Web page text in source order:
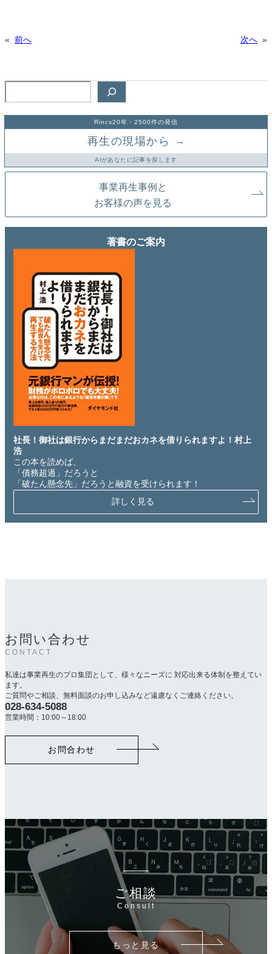
« 前へ 次へ »
Rincs20年・2500件の発信
再生の現場から →
AIがあなたに記事を探します
事業再生事例と
お客様の声を見る
著書のご案内
社長！御社は銀行からまだまだおカネを借りられますよ！村上
浩
この本を読めば、
「債務超過」だろうと
「破たん懸念先」だろうと融資を受けられます！
詳しく見る
お問い合わせ
CONTACT
私達は事業再生のプロ集団として、様々なニーズに 対応出来る体制を整えてい
ます。
ご質問やご相談、無料面談のお申し込みなど遠慮なくご連絡ください。
カ
ラ
ク
028-634-5088
営業時間：10:00～18:00
お問合わせ
ご相談
Consult
もっと見る